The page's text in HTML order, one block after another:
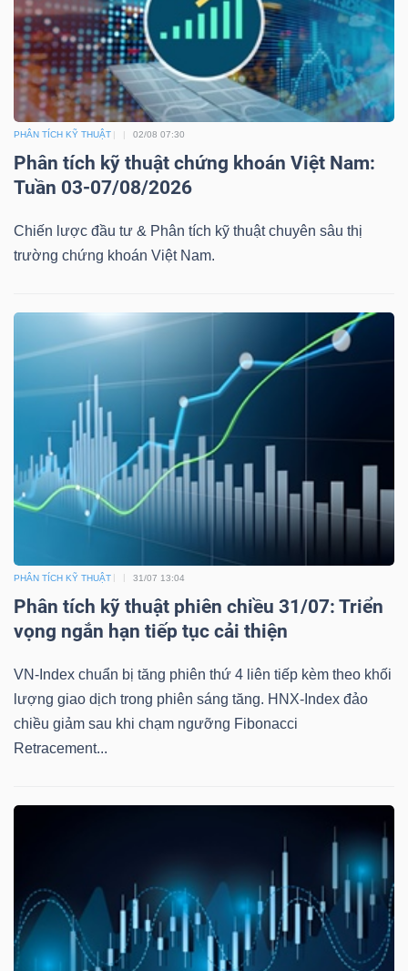
PHÂN TÍCH KỸ THUẬT 02/08 07:30
Phân tích kỹ thuật chứng khoán Việt Nam:
Tuần 03-07/08/2026
Chiến lược đầu tư & Phân tích kỹ thuật chuyên sâu thị
trường chứng khoán Việt Nam.
PHÂN TÍCH KỸ THUẬT 31/07 13:04
Phân tích kỹ thuật phiên chiều 31/07: Triển
vọng ngắn hạn tiếp tục cải thiện
VN-Index chuẩn bị tăng phiên thứ 4 liên tiếp kèm theo khối
lượng giao dịch trong phiên sáng tăng. HNX-Index đảo
chiều giảm sau khi chạm ngưỡng Fibonacci
Retracement...